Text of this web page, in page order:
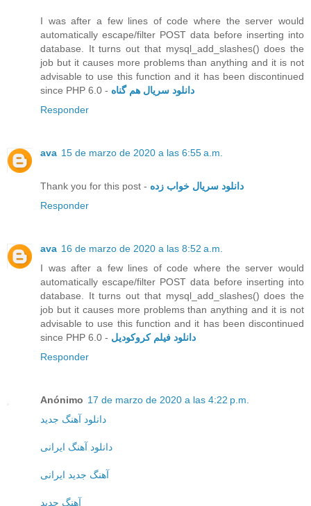
I was after a few lines of code where the server would
automatically escape/filter POST data before inserting into
database. It turns out that mysql_add_slashes() does the
job but it causes more problems than anything and it is not
advisable to use this function and it has been discontinued
since PHP 6.0 - دانلود سریال هم گناه
Responder
ava 15 de marzo de 2020 a las 6:55 a.m.
Thank you for this post - دانلود سریال خواب زده
Responder
ava 16 de marzo de 2020 a las 8:52 a.m.
I was after a few lines of code where the server would
automatically escape/filter POST data before inserting into
database. It turns out that mysql_add_slashes() does the
job but it causes more problems than anything and it is not
advisable to use this function and it has been discontinued
since PHP 6.0 - دانلود فیلم کروکودیل
Responder
Anónimo 17 de marzo de 2020 a las 4:22 p.m.
دانلود آهنگ جدید
دانلود آهنگ ایرانی
آهنگ جدید ایرانی
آهنگ جدید